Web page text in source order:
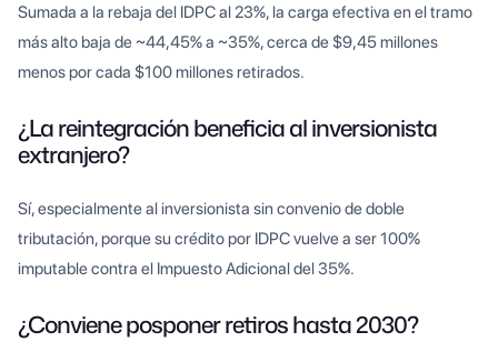
Sumada a la rebaja del IDPC al 23%, la carga efectiva en el tramo
más alto baja de ~44,45% a ~35%, cerca de $9,45 millones
menos por cada $100 millones retirados.
¿La reintegración beneficia al inversionista
extranjero?
Sí, especialmente al inversionista sin convenio de doble
tributación, porque su crédito por IDPC vuelve a ser 100%
imputable contra el Impuesto Adicional del 35%.
¿Conviene posponer retiros hasta 2030?